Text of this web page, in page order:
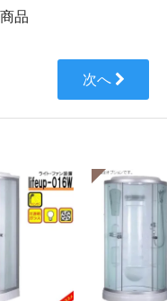
商品
次へ